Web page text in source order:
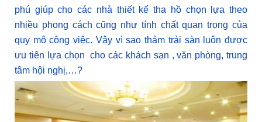
phú giúp cho các nhà thiết kế tha hồ chọn lựa theo
nhiều phong cách cũng như tính chất quan trọng của
quy mô công việc. Vậy vì sao thảm trải sàn luôn được
ưu tiên lựa chọn cho các khách sạn , văn phòng, trung
tâm hội nghị,…?